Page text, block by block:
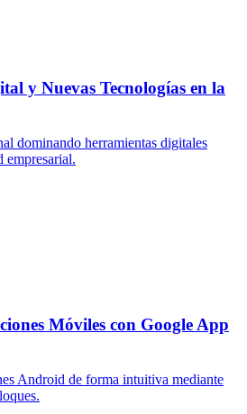
y Nuevas Tecnologías en la
dominando herramientas digitales
empresarial.
Móviles con Google App
Android de forma intuitiva mediante